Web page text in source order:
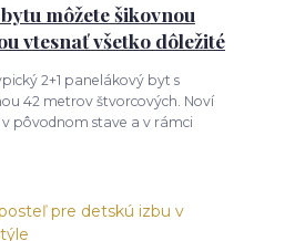
môžete šikovnou
vtesnať všetko dôležité
2+1 panelákový byt s
42 metrov štvorcových. Noví
pôvodnom stave a v rámci